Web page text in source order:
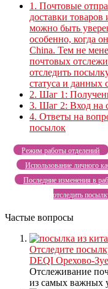
1. Почтовые
доставки
можно быть
особенно, когда
China. Тем не
почтовых
отследить
статуса и данных
2. Шаг 1:
3. Шаг 2: Вход на
4. Ответы на
посылок
Режим работы отделений
Использование личного
Последние изменения в
отследить
Частые вопросы
Отследите
DEQI Орехово-
Отслеживание
из самых важных